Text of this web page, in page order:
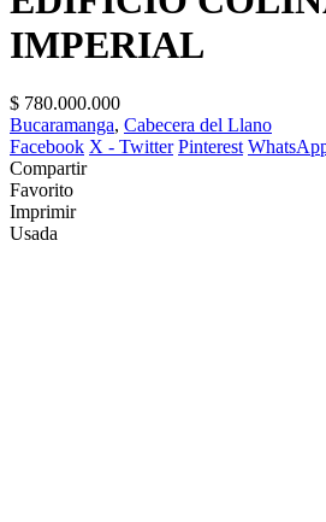
IMPERIAL
$ 780.000.000
Bucaramanga, Cabecera del Llano
Facebook X - Twitter Pinterest
Compartir
Favorito
Imprimir
Usada